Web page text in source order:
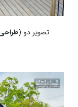
تصویر دو ( طراحی